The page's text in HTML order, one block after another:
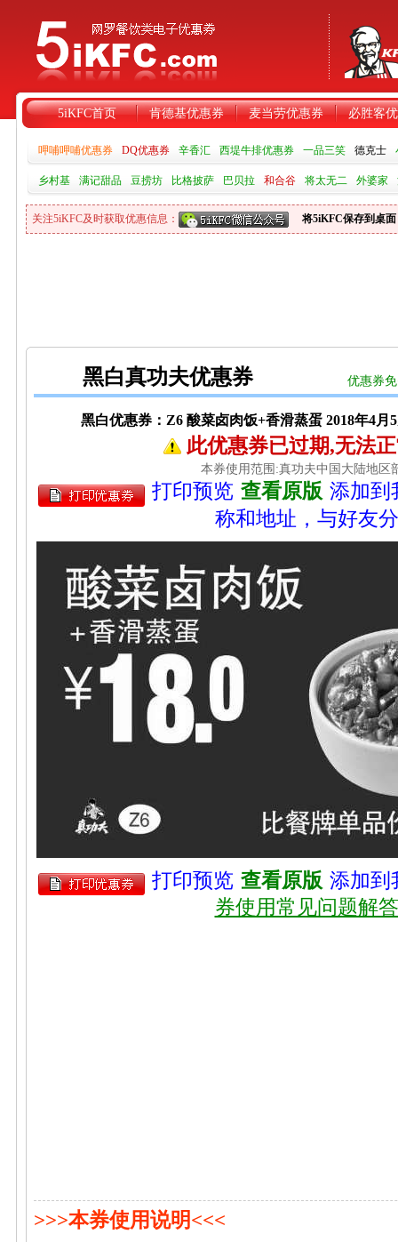
5iKFC首页 肯德基优惠券 麦当劳优惠券 必胜客
呷哺呷哺优惠券 DQ优惠券 辛香汇 西堤牛排优惠券 一品三笑 德克士
乡村基 满记甜品 豆捞坊 比格披萨 巴贝拉 和合谷 将太无二 外婆家
关注5iKFC及时获取优惠信息： 将5iKFC保存到桌面
黑白真功夫优惠券 优惠券
黑白优惠券：Z6 酸菜卤肉饭+香滑蒸蛋 2018年4月
此优惠券已过期,无法
本券使用范围:真功夫中国大陆地区
打印预览 查看原版 添加到
称和地址，与好友
打印预览 查看原版 添加到
券使用常见问题解
>>>本券使用说明<<<